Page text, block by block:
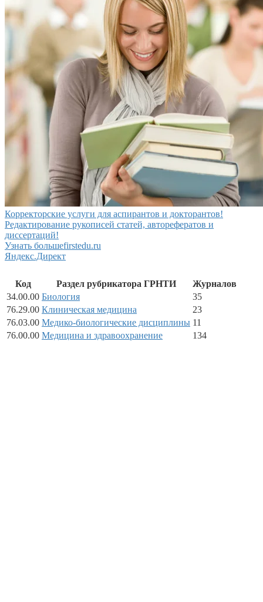
Корректорские услуги для аспирантов и докторантов!
Редактирование рукописей статей, авторефератов и
диссертаций!
Узнать большеfirstedu.ru
Яндекс.Директ
Код Раздел рубрикатора ГРНТИ
Журналов
34.00.00 Биология
35
76.29.00 Клиническая медицина
23
76.03.00 Медико-биологические дисциплины 11
76.00.00 Медицина и здравоохранение 134